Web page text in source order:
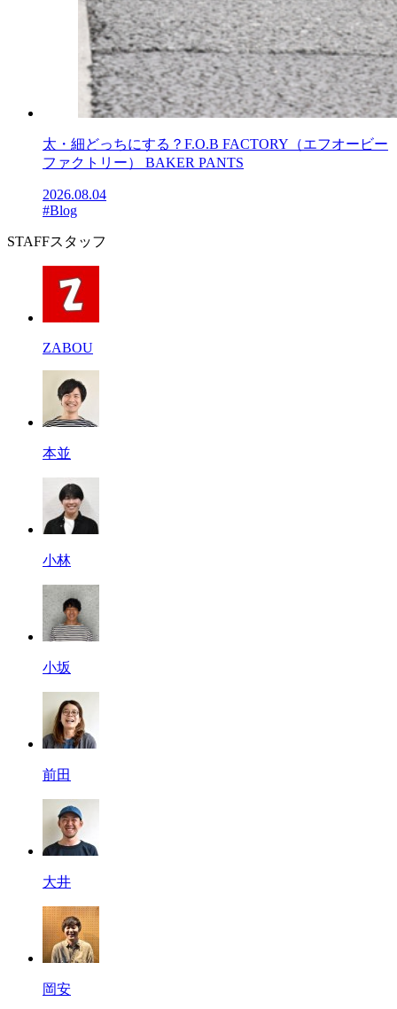
太・細どっちにする？F.O.B FACTORY（エフオービー
ファクトリー） BAKER PANTS
2026.08.04
#Blog
STAFFスタッフ
ZABOU
本並
小林
小坂
前田
大井
岡安